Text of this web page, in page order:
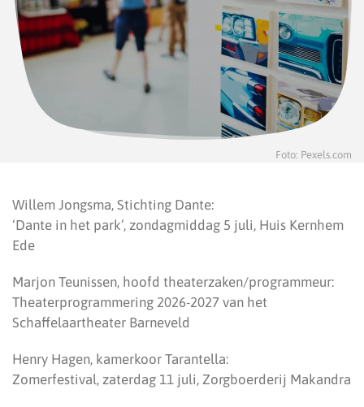
Foto: Pexels.com
⁠Willem Jongsma, Stichting Dante:
‘Dante in het park’, zondagmiddag 5 juli, Huis Kernhem
Ede
Marjon Teunissen, hoofd theaterzaken/programmeur:
Theaterprogrammering 2026-2027 van het
Schaffelaartheater Barneveld
Henry Hagen, kamerkoor Tarantella:
Zomerfestival, zaterdag 11 juli, Zorgboerderij Makandra